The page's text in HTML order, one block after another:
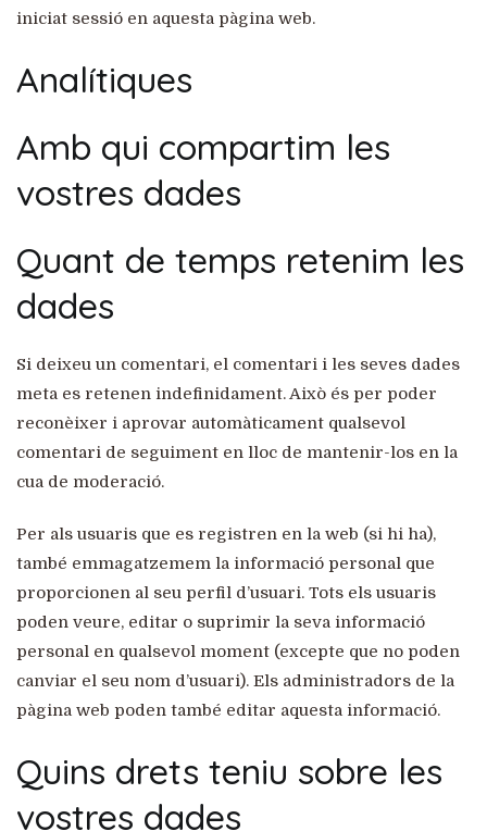
iniciat sessió en aquesta pàgina web.
Analítiques
Amb qui compartim les
vostres dades
Quant de temps retenim les
dades
Si deixeu un comentari, el comentari i les seves dades
meta es retenen indefinidament. Això és per poder
reconèixer i aprovar automàticament qualsevol
comentari de seguiment en lloc de mantenir-los en la
cua de moderació.
Per als usuaris que es registren en la web (si hi ha),
també emmagatzemem la informació personal que
proporcionen al seu perfil d’usuari. Tots els usuaris
poden veure, editar o suprimir la seva informació
personal en qualsevol moment (excepte que no poden
canviar el seu nom d’usuari). Els administradors de la
pàgina web poden també editar aquesta informació.
Quins drets teniu sobre les
vostres dades